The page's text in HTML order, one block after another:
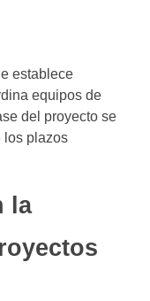
establece
equipos de
del proyecto se
los plazos
la